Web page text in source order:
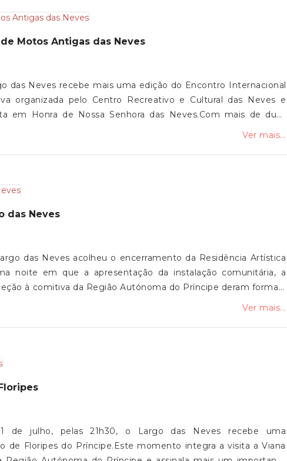
Junta de Freguesia de Vila de Punhe convida toda a
Motos Antigas das Neves
das Neves recebe mais uma edição do Encontro Internacional
organizada pelo Centro Recreativo e Cultural das Neves e
em Honra de Nossa Senhora das Neves.Com mais de duas
volta a reunir amantes das motos antigas, num momento de
presença nesta iniciativa.
Ver mais...
das Neves
das Neves acolheu o encerramento da Residência Artística
noite em que a apresentação da instalação comunitária, a
à comitiva da Região Autónoma do Príncipe deram forma a
fogo da cerâmica e os ritmos tradicionais da Ilha do Príncipe,
Ver mais...
de julho, pelas 21h30, o Largo das Neves recebe uma
de Floripes do Príncipe.Este momento integra a visita a Viana